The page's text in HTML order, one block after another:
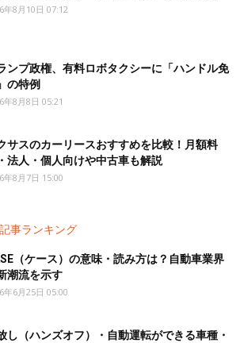
年8月10日 07:12
ンプ政権、有料ロボタクシーに「ハンドル免
の特例
年8月8日 05:21
サスのカーリースおすすめを比較！月額料
法人・個人向けや中古車も解説
年8月7日 15:00
事ランキング
（ケース）の意味・読み方は？自動車業界
潮流を示す
年6月25日 05:00
し（ハンズオフ）・自動運転ができる車種・